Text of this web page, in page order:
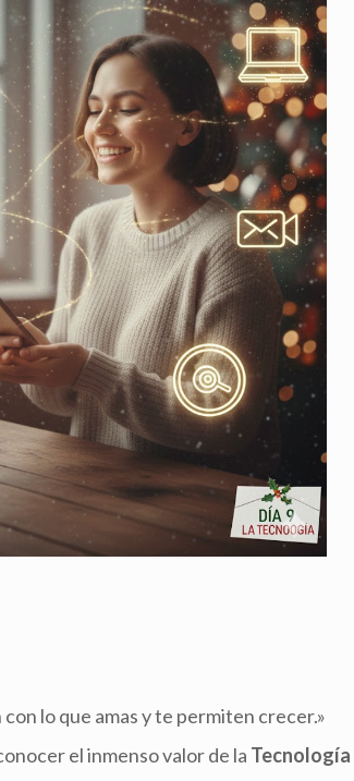
lo que amas y te permiten crecer.»
el inmenso valor de la Tecnología